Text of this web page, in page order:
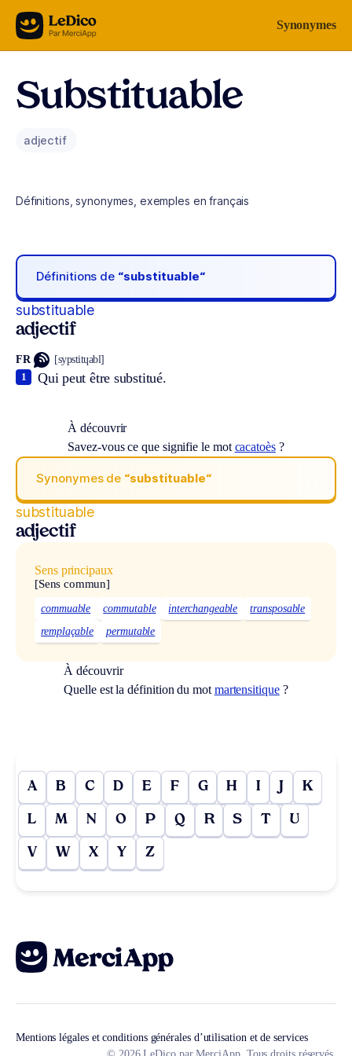
Aller au contenu Synonymes
Substituable
adjectif
Définitions, synonymes, exemples en français
Définitions de “substituable“
substituable
adjectif
FR [sypstitɥabl]
Qui peut être substitué.
1
À découvrir
Savez-vous ce que signifie le mot cacatoès?
Synonymes de “substituable“
substituable
adjectif
Sens principaux
[Sens commun]
commuable commutable interchangeable
transposable
remplaçable
permutable
À découvrir
Quelle est la définition du mot martensitique?
A B C D E F G H I J K
L M N O P Q R S T U
V W X Y Z
Mentions légales et conditions générales d’utilisation et de services